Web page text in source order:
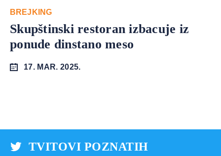
BREJKING
Skupštinski restoran izbacuje iz
ponude dinstano meso
17. MAR. 2025.
TVITOVI POZNATIH